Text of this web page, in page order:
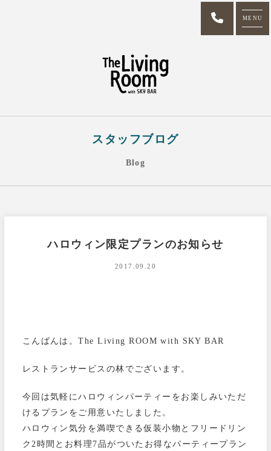
MENU
スタッフブログ
Blog
ハロウィン限定プランのお知らせ
2017.09.20
こんばんは。The Living ROOM with SKY BAR
レストランサービスの林でございます。
今回は気軽にハロウィンパーティーをお楽しみいただ
けるプランをご用意いたしました。
ハロウィン気分を満喫できる仮装小物とフリードリン
ク2時間とお料理7品がついたお得なパーティープラン